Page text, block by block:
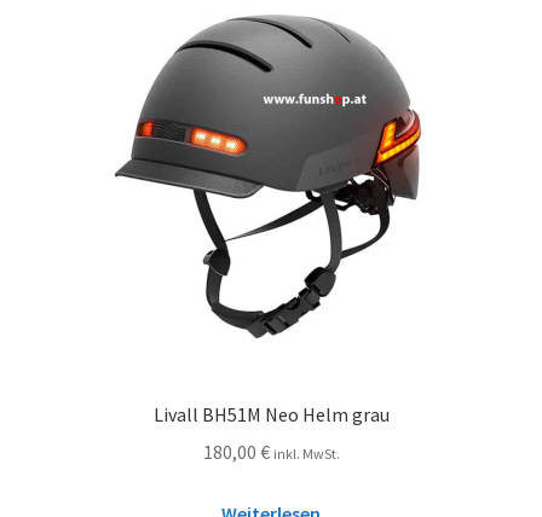
Livall BH51M Neo Helm grau
180,00 € inkl. MwSt.